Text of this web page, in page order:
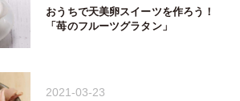
おうちで天美卵スイーツを作ろう！
「苺のフルーツグラタン」
2021-03-23